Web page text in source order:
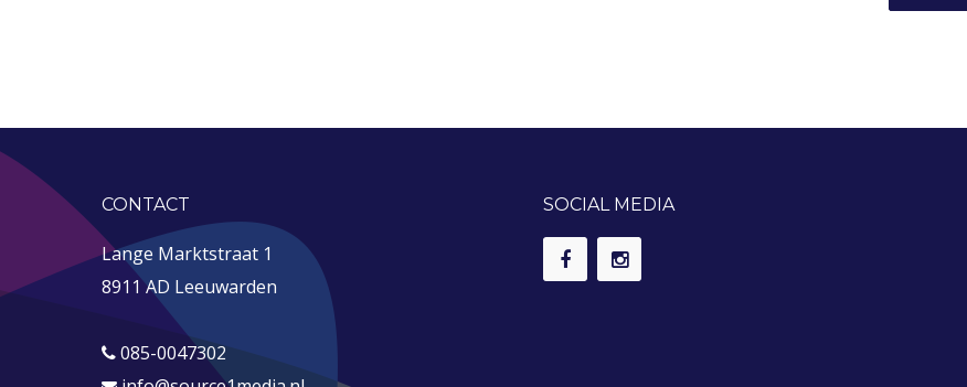
CONTACT
Lange Marktstraat 1
8911 AD Leeuwarden
085-0047302
SOCIAL MEDIA